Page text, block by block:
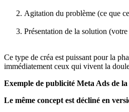
Agitation du problème (ce que
Présentation de la solution
Ce type de créa est puissant pour la
immédiatement ceux qui vivent la
Exemple de publicité Meta Ads de
Le même concept est décliné en